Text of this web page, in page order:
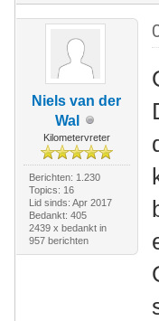
Niels van der
Wal
Kilometervreter
Berichten: 1.230
Topics: 16
Lid sinds: Apr 2017
Bedankt: 405
2439 x bedankt in
957 berichten